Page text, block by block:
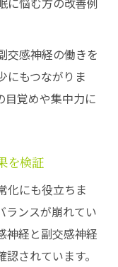
交感神経の働きを
にもつながりま
目覚めや集中力に
を検証
化にも役立ちま
ランスが崩れてい
神経と副交感神経
されています。